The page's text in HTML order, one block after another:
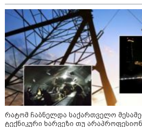
პოლიტიკა
რატომ ჩაბნელდა საქართველო
ტექნიკური ხარვეზი თუ